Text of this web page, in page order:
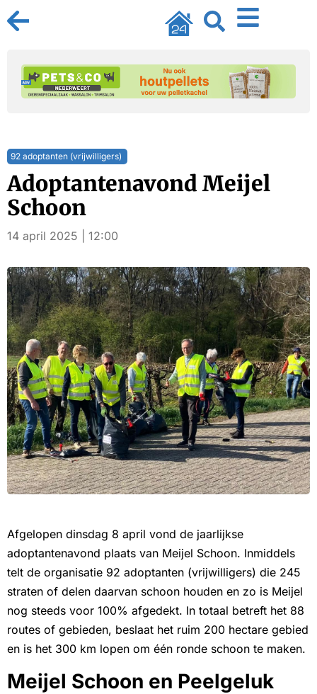
92 adoptanten (vrijwilligers)
Adoptantenavond Meijel
Schoon
14 april 2025 | 12:00
Afgelopen dinsdag 8 april vond de jaarlijkse
adoptantenavond plaats van Meijel Schoon. Inmiddels
telt de organisatie 92 adoptanten (vrijwilligers) die 245
straten of delen daarvan schoon houden en zo is Meijel
nog steeds voor 100% afgedekt. In totaal betreft het 88
routes of gebieden, beslaat het ruim 200 hectare gebied
en is het 300 km lopen om één ronde schoon te maken.
Meijel Schoon en Peelgeluk